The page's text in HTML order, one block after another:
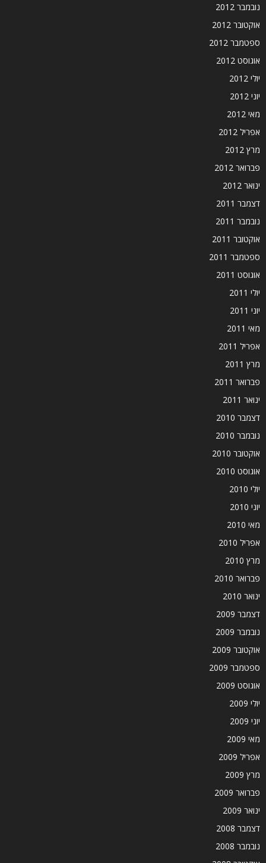
נובמבר 2012
אוקטובר 2012
ספטמבר 2012
אוגוסט 2012
יולי 2012
יוני 2012
מאי 2012
אפריל 2012
מרץ 2012
פברואר 2012
ינואר 2012
דצמבר 2011
נובמבר 2011
אוקטובר 2011
ספטמבר 2011
אוגוסט 2011
יולי 2011
יוני 2011
מאי 2011
אפריל 2011
מרץ 2011
פברואר 2011
ינואר 2011
דצמבר 2010
נובמבר 2010
אוקטובר 2010
אוגוסט 2010
יולי 2010
יוני 2010
מאי 2010
אפריל 2010
מרץ 2010
פברואר 2010
ינואר 2010
דצמבר 2009
נובמבר 2009
אוקטובר 2009
ספטמבר 2009
אוגוסט 2009
יולי 2009
יוני 2009
מאי 2009
אפריל 2009
מרץ 2009
פברואר 2009
ינואר 2009
דצמבר 2008
נובמבר 2008